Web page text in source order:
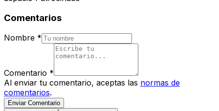
Comentarios
Nombre *
Comentario *
Al enviar tu comentario, aceptas las normas de
comentarios.
Enviar Comentario